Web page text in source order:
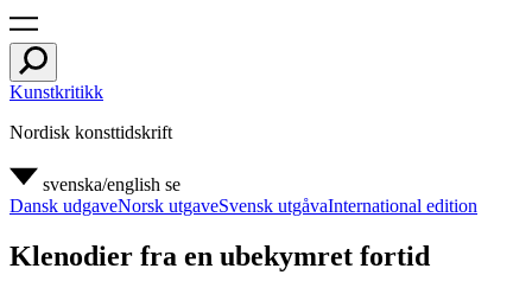
Kunstkritikk
Nordisk konsttidskrift
svenska/english se
Dansk udgaveNorsk utgaveSvensk utgåvaInternational edition
Klenodier fra en ubekymret fortid